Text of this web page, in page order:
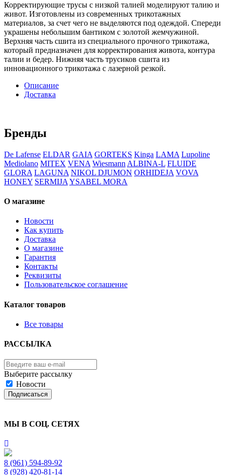
Корректирующие трусы с низкой талией моделируют талию и
живот. Изготовлены из современных трикотажных
материалов, за счет чего не выделяются под одеждой. Спереди
украшены небольшим бантиком с золотой жемчужиной.
Верхняя часть сшита из специального прочного трикотажа,
который предназначен для корректирования живота, контура
талии и бедер. Нижняя часть трусиков сшита из
инновационного трикотажа с лазерной резкой.
Описание
Доставка
Бренды
De Lafense ELDAR GAIA GORTEKS Kinga LAMA Lupoline
Mediolano MITEX VENA Wiesmann ALBINA-L FLUIDE
GLORA LAGUNA NIKOL DJUMON ORHIDEJA VOVA
HONEY SERMIJA YSABEL MORA
О магазине
Новости
Как купить
Доставка
О магазине
Гарантия
Контакты
Реквизиты
Пользовательское соглашение
Каталог товаров
Все товары
РАССЫЛКА
Выберите рассылку
Новости
Подписаться
МЫ В СОЦ. СЕТЯХ
8 (961) 594-89-92
8 (928) 420-81-14